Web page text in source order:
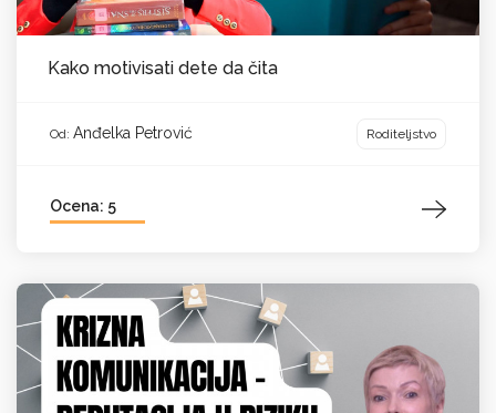
Kako motivisati dete da čita
Od: Anđelka Petrović Roditeljstvo
Ocena: 5